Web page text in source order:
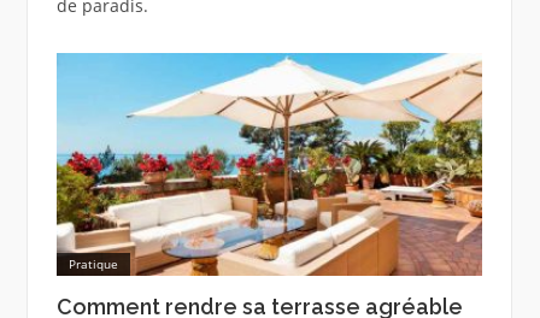
de paradis.
Pratique
Comment rendre sa terrasse agréable